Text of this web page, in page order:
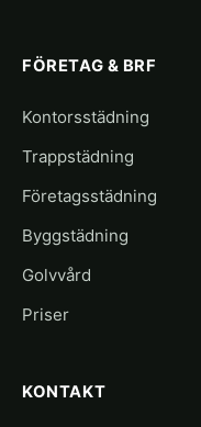
FÖRETAG & BRF
Kontorsstädning
Trappstädning
Företagsstädning
Byggstädning
Golvvård
Priser
KONTAKT